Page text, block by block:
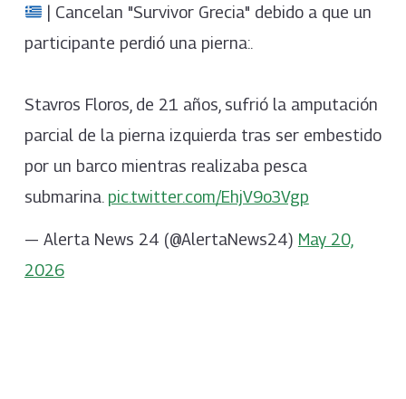
| Cancelan "Survivor Grecia" debido a que un
participante perdió una pierna:.
Stavros Floros, de 21 años, sufrió la amputación
parcial de la pierna izquierda tras ser embestido
por un barco mientras realizaba pesca
submarina. pic.twitter.com/EhjV9o3Vgp
— Alerta News 24 (@AlertaNews24) May 20,
2026